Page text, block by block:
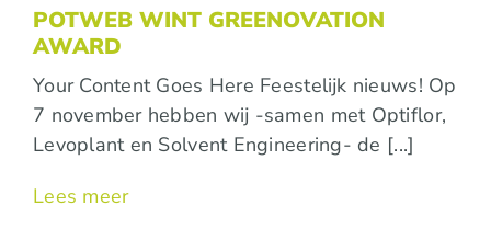
POTWEB WINT GREENOVATION
AWARD
Your Content Goes Here Feestelijk nieuws! Op
7 november hebben wij -samen met Optiflor,
Levoplant en Solvent Engineering- de [...]
Lees meer